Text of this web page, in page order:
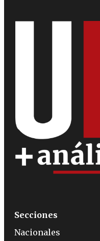
Secciones
Nacionales